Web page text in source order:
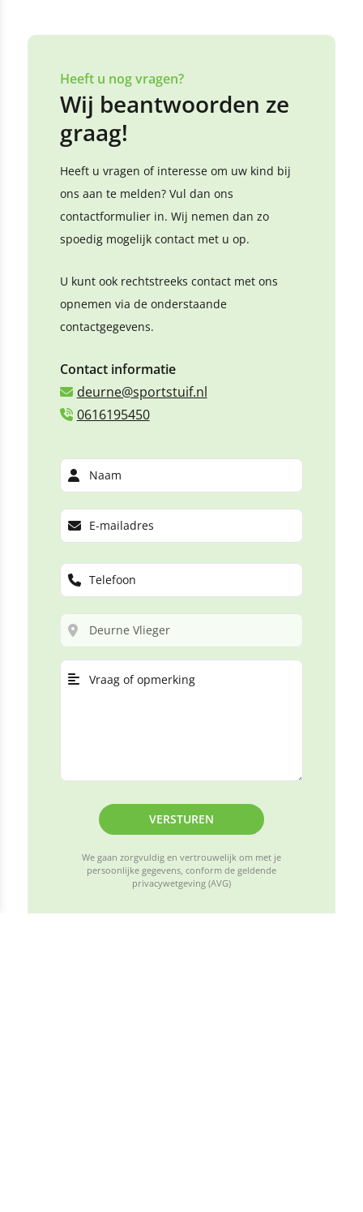
Heeft u nog vragen?
Wij beantwoorden ze
graag!
Heeft u vragen of interesse om uw kind bij
ons aan te melden? Vul dan ons
contactformulier in. Wij nemen dan zo
spoedig mogelijk contact met u op.
U kunt ook rechtstreeks contact met ons
opnemen via de onderstaande
contactgegevens.
Contact informatie
deurne@sportstuif.nl
0616195450
VERSTUREN
We gaan zorgvuldig en vertrouwelijk om met je
persoonlijke gegevens, conform de geldende
privacywetgeving (AVG)